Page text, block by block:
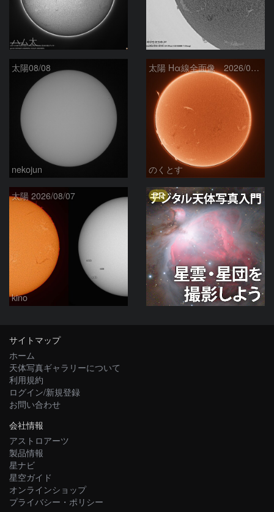
ハム太 ta-o
太陽08/08
nekojun
太陽 Hα線全面像 2026/08/08
のくとす
太陽 2026/08/07
kino
PR
サイトマップ
ホーム
天体写真ギャラリーについて
利用規約
ログイン/新規登録
お問い合わせ
会社情報
アストロアーツ
製品情報
星ナビ
星空ガイド
オンラインショップ
プライバシー・ポリシー